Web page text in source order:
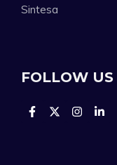
Sintesa
FOLLOW US